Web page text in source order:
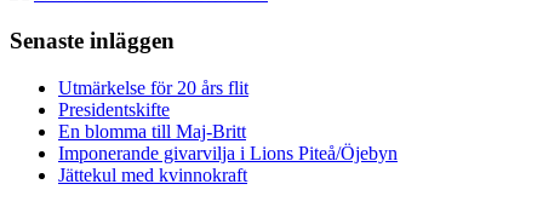
Senaste inläggen
Utmärkelse för 20 års flit
Presidentskifte
En blomma till Maj-Britt
Imponerande givarvilja i Lions Piteå/Öjebyn
Jättekul med kvinnokraft